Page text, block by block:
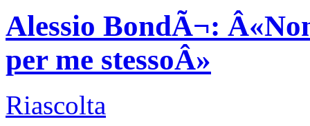
Alessio BondÃ¬:
per me stessoÂ»
Riascolta